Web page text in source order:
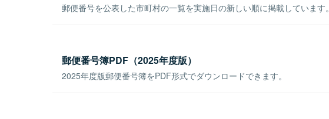
郵便番号を公表した市町村の一覧を実施日の新しい順に掲載しています。
郵便番号簿PDF（2025年度版）
2025年度版郵便番号簿をPDF形式でダウンロードできます。